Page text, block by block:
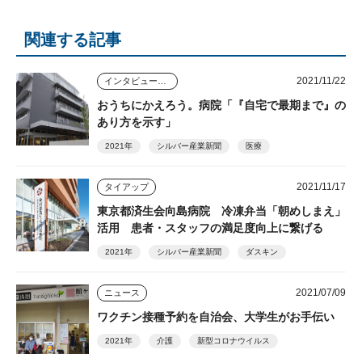
関連する記事
2021/11/22
おうちにかえろう。病院「『自宅で最期まで』の
あり方を示す」
2021年 シルバー産業新聞 医療
タイアップ 2021/11/17
東京都済生会向島病院 冷凍弁当「朝めしまえ」
活用 患者・スタッフの満足度向上に繋げる
2021年 シルバー産業新聞 ダスキン
ニュース 2021/07/09
ワクチン接種予約を自治会、大学生がお手伝い
2021年 介護 新型コロナウイルス